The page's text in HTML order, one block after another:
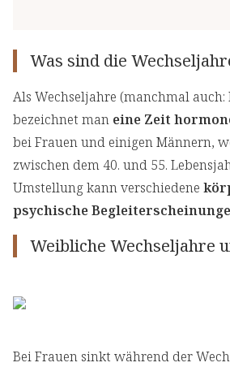
Was sind die
Als Wechseljahre (manchmal
bezeichnet man eine Zeit
bei Frauen und einigen Männern,
zwischen dem 40. und 55.
Umstellung kann verschiedene
psychische
Weibliche Wechseljahre
Bei Frauen sinkt während der